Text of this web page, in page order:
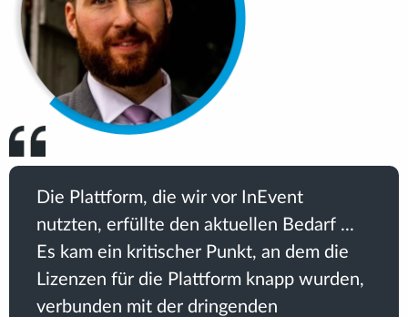
Die Plattform, die wir vor InEvent
nutzten, erfüllte den aktuellen Bedarf ...
Es kam ein kritischer Punkt, an dem die
Lizenzen für die Plattform knapp wurden,
verbunden mit der dringenden